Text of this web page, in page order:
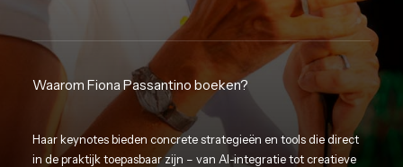
Waarom Fiona Passantino boeken?
Haar keynotes bieden concrete strategieën en tools die direct
in de praktijk toepasbaar zijn – van AI-integratie tot creatieve